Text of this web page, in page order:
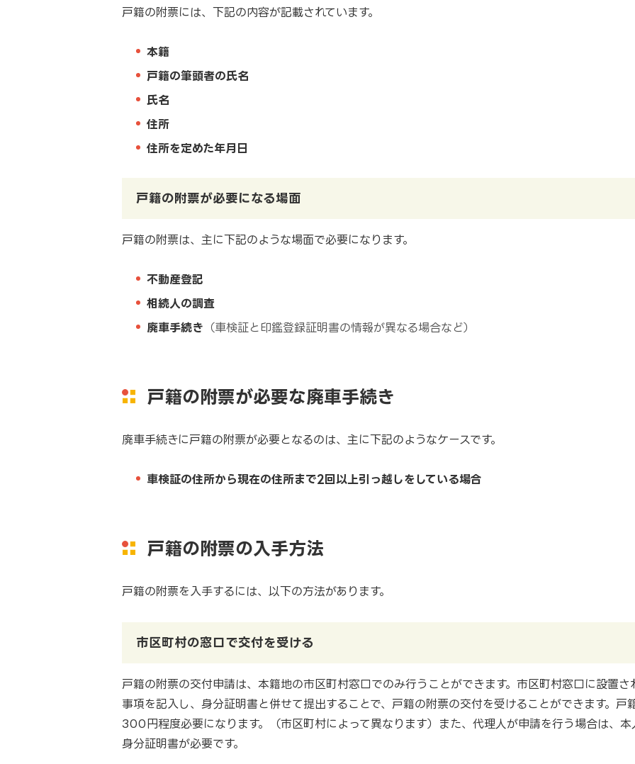
戸籍の附票には、下記の内容が記載されています。
本籍
戸籍の筆頭者の氏名
氏名
住所
住所を定めた年月日
戸籍の附票が必要になる場面
戸籍の附票は、主に下記のような場面で必要になります。
不動産登記
相続人の調査
廃車手続き （車検証と印鑑登録証明書の情報が異なる場合など）
戸籍の附票が必要な廃車手続き
廃車手続きに戸籍の附票が必要となるのは、主に下記のようなケースです。
車検証の住所から現在の住所まで2回以上引っ越しをしている場合
戸籍の附票の入手方法
戸籍の附票を入手するには、以下の方法があります。
市区町村の窓口で交付を受ける
戸籍の附票の交付申請は、本籍地の市区町村窓口でのみ行うことができます。市区町村窓口に設置
事項を記入し、身分証明書と併せて提出することで、戸籍の附票の交付を受けることができます。戸
300円程度必要になります。（市区町村によって異なります）また、代理人が申請を行う場合は、
身分証明書が必要です。